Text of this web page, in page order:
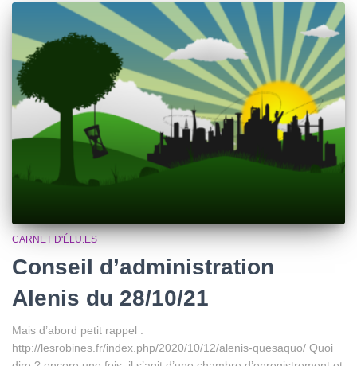
CARNET D'ÉLU.ES
Conseil d’administration
Alenis du 28/10/21
Mais d’abord petit rappel :
http://lesrobines.fr/index.php/2020/10/12/alenis-quesaquo/ Quoi